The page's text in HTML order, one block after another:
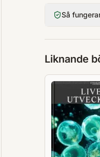
Så
Liknande